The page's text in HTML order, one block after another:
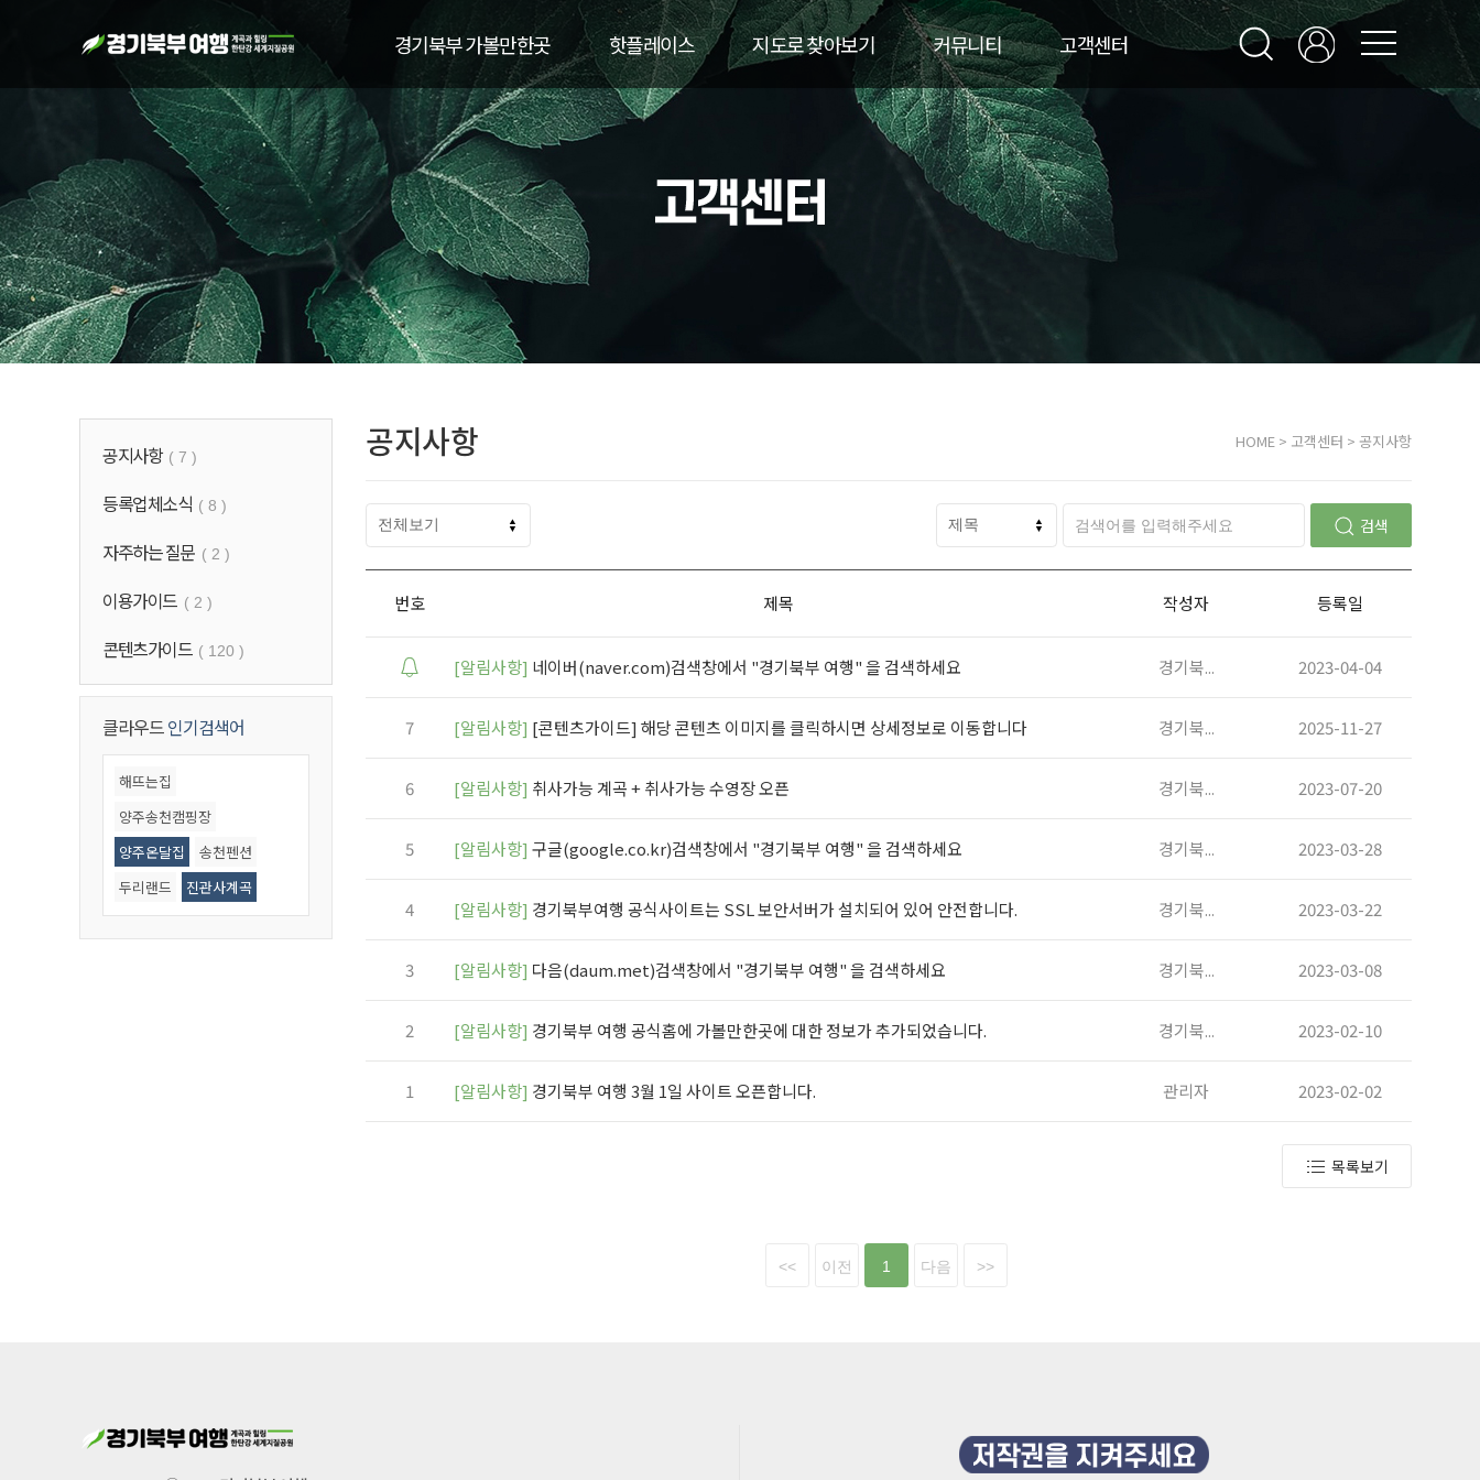
경기북부 가볼만한곳 핫플레이스 지도로 찾아보기 커뮤니티 고객센터
공지사항 ( 7 )
등록업체소식 ( 8 )
자주하는 질문 ( 2 )
이용가이드 ( 2 )
콘텐츠가이드 ( 120 )
클라우드인기검색어
해뜨는집
양주송천캠핑장
양주온달집
송천펜션
두리랜드
진관사계곡
우이동계곡
기산저수지
공지사항 HOME > 고객센터 > 공지사항
검색
번호 제목 작성자 등록일
[알림사항] 네이버(naver.com)검색창에서 "경기북부 여행" 을 검색하세요 경기북... 2023-04-04
7 [알림사항] [콘텐츠가이드] 해당 콘텐츠 이미지를 클릭하시면 상세정보로 이동합니다 경기북... 2025-11-27
6 [알림사항] 취사가능 계곡 + 취사가능 수영장 오픈 경기북... 2023-07-20
5 [알림사항] 구글(google.co.kr)검색창에서 "경기북부 여행" 을 검색하세요 경기북... 2023-03-28
4 [알림사항] 경기북부여행 공식사이트는 SSL 보안서버가 설치되어 있어 안전합니다. 경기북... 2023-03-22
3 [알림사항] 다음(daum.met)검색창에서 "경기북부 여행" 을 검색하세요 경기북... 2023-03-08
2 [알림사항] 경기북부 여행 공식홈에 가볼만한곳에 대한 정보가 추가되었습니다. 경기북... 2023-02-10
1 [알림사항] 경기북부 여행 3월 1일 사이트 오픈합니다. 관리자 2023-02-02
목록보기
<< 이전 1 다음 >>